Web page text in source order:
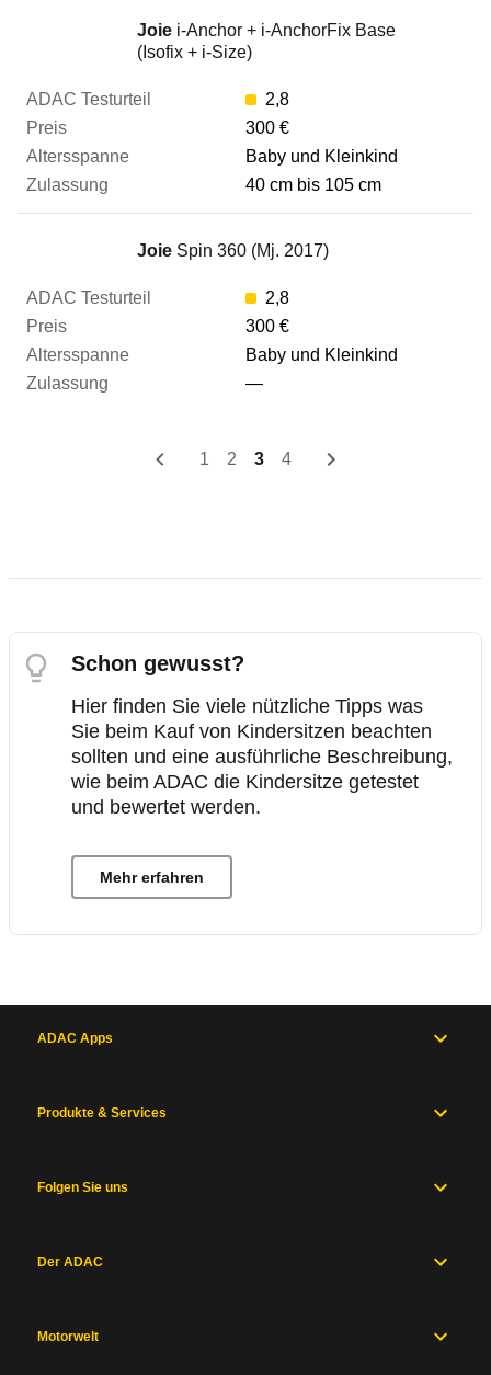
Joie i-Anchor + i-AnchorFix Base
(Isofix + i-Size)
2,8
300 €
Baby und Kleinkind
40 cm bis 105 cm
Joie Spin 360 (Mj. 2017)
2,8
300 €
Baby und Kleinkind
—
1 2 3 4
Schon gewusst?
Hier finden Sie viele nützliche Tipps was
Sie beim Kauf von Kindersitzen beachten
sollten und eine ausführliche Beschreibung,
wie beim ADAC die Kindersitze getestet
und bewertet werden.
Mehr erfahren
ADAC Apps
Produkte & Services
Folgen Sie uns
Der ADAC
Motorwelt